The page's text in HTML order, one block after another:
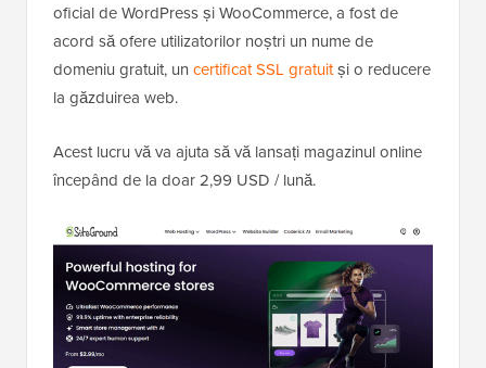
oficial de WordPress și WooCommerce, a fost de
acord să ofere utilizatorilor noștri un nume de
domeniu gratuit, un certificat SSL gratuitși o reducere
la găzduirea web.
Acest lucru vă va ajuta să vă lansați magazinul online
începând de la doar 2,99 USD / lună.